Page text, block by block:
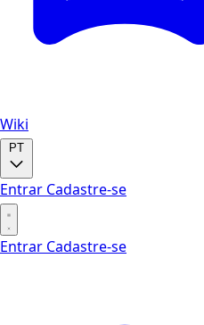
Wiki
PT
Entrar Cadastre-se
Entrar Cadastre-se